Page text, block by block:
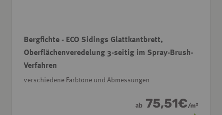
Bergfichte - ECO Sidings Glattkantbrett,
Oberflächenveredelung 3-seitig im Spray-Brush-
Verfahren
verschiedene Farbtöne und Abmessungen
ab 75,51€/m2